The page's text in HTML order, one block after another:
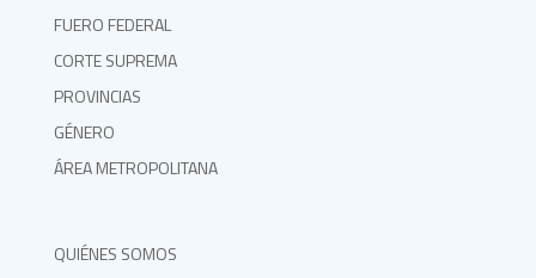
FUERO FEDERAL
CORTE SUPREMA
PROVINCIAS
GÉNERO
ÁREA METROPOLITANA
QUIÉNES SOMOS